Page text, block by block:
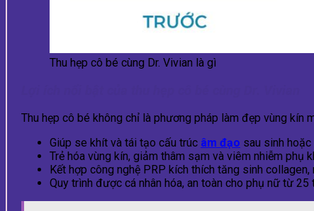
Thu hẹp cô bé cùng Dr. Vivian là gì
Thu hẹp cô bé không chỉ là phương pháp làm đẹp vùng
Giúp se khít và tái tạo cấu trúc âm đạo sau sinh hoặc
Trẻ hóa vùng kín, giảm thâm sạm và viêm nhiễm phụ
Kết hợp công nghệ PRP kích thích tăng sinh
Quy trình được cá nhân hóa, an toàn cho phụ nữ từ